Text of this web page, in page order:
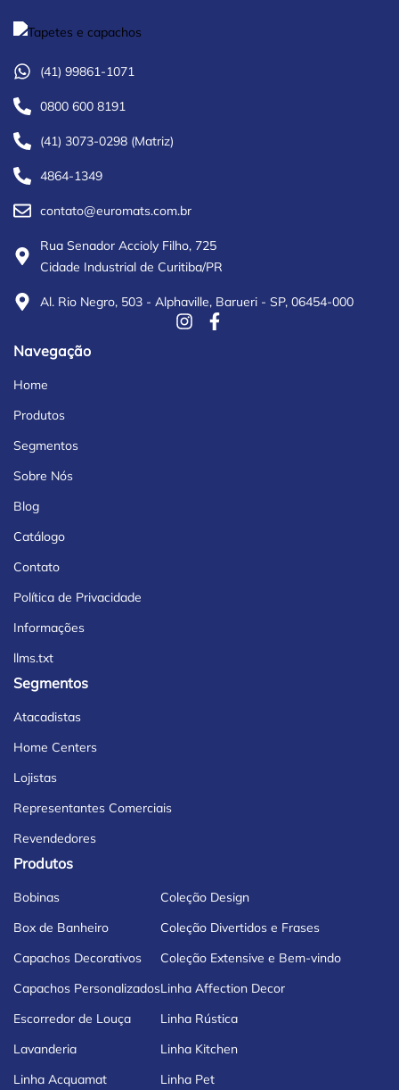
(41) 99861-1071
0800 600 8191
(41) 3073-0298 (Matriz)
4864-1349
contato@euromats.com.br
Rua Senador Accioly Filho, 725
Cidade Industrial de Curitiba/PR
Al. Rio Negro, 503 - Alphaville, Barueri - SP, 06454-000
Navegação
Home
Produtos
Segmentos
Sobre Nós
Blog
Catálogo
Contato
Política de Privacidade
Informações
llms.txt
Segmentos
Atacadistas
Home Centers
Lojistas
Representantes Comerciais
Revendedores
Produtos
Bobinas
Box de Banheiro
Capachos Decorativos
Capachos Personalizados
Escorredor de Louça
Lavanderia
Linha Acquamat
Coleção Design
Coleção Divertidos e Frases
Coleção Extensive e Bem-vindo
Linha Affection Decor
Linha Rústica
Linha Kitchen
Linha Pet